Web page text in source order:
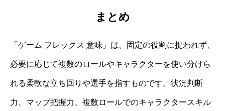
まとめ
「ゲーム フレックス 意味」は、固定の役割に捉われず、
必要に応じて複数のロールやキャラクターを使い分けら
れる柔軟な立ち回りや選手を指すものです。状況判断
力、マップ把握力、複数ロールでのキャラクタースキル